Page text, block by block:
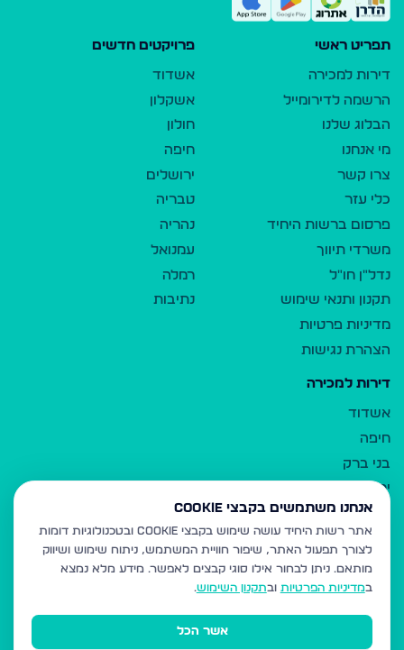
תפריט ראשי
דירות למכירה
הרשמה לדירומייל
הבלוג שלנו
מי אנחנו
צרו קשר
כלי עזר
פרסום ברשות היחיד
משרדי תיווך
נדל"ן חו"ל
תקנון ותנאי שימוש
מדיניות פרטיות
הצהרת נגישות
פרויקטים חדשים
אשדוד
אשקלון
חולון
חיפה
ירושלים
טבריה
נהריה
עמנואל
רמלה
נתיבות
דירות למכירה
אשדוד
חיפה
בני ברק
ירושלים
אלעד
גבעת זאב
בית שמש
רכסים
מודיעין עילית
אנחנו משתמשים בקבצי Cookie
אתר רשות היחיד עושה שימוש בקבצי Cookie ובטכנולוגיות דומות
לצורך תפעול האתר, שיפור חוויית המשתמש, ניתוח שימוש ושיווק
מותאם. ניתן לבחור אילו סוגי קבצים לאפשר. מידע מלא נמצא
במדיניות הפרטיות ובתקנון השימוש.
אשר הכל